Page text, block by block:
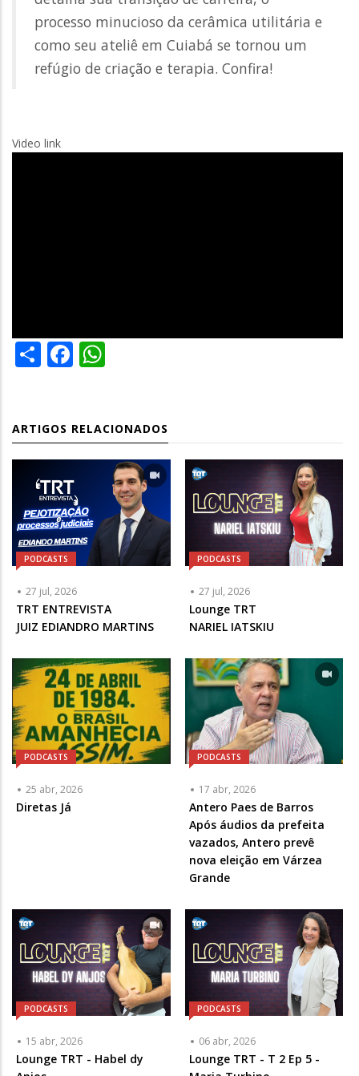
processo minucioso da cerâmica utilitária e
como seu ateliê em Cuiabá se tornou um
refúgio de criação e terapia. Confira!
Video link
ShareFacebook
ARTIGOS RELACIONADOS
PODCASTS
27 jul, 2026
Articulista
ou
-
Opcional
TRT ENTREVISTA
JUIZ EDIANDRO MARTINS
PODCASTS
27 jul, 2026
Articulista
ou
-
Opcional
Lounge TRT
NARIEL IATSKIU
PODCASTS
25 abr, 2026
Diretas Já
PODCASTS
17 abr, 2026
Articulista
ou
Chamada
-
Opcional
Antero Paes de Barros
Após áudios da prefeita
vazados, Antero prevê
nova eleição em Várzea
Grande
PODCASTS
15 abr, 2026
Lounge TRT - Habel dy
PODCASTS
06 abr, 2026
Lounge TRT - T 2 Ep 5 -